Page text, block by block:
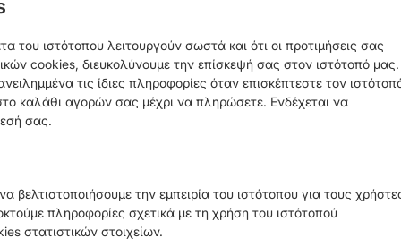
του ιστότοπου λειτουργούν σωστά και ότι οι προτιμήσεις σας
cookies, διευκολύνουμε την επίσκεψή σας στον ιστότοπό μας.
τις ίδιες πληροφορίες όταν επισκέπτεστε τον
καλάθι αγορών σας μέχρι να πληρώσετε. Ενδέχεται να
σας.
βελτιστοποιήσουμε την εμπειρία του ιστότοπου για τους
πληροφορίες σχετικά με τη χρήση του ιστότοπού
στατιστικών στοιχείων.